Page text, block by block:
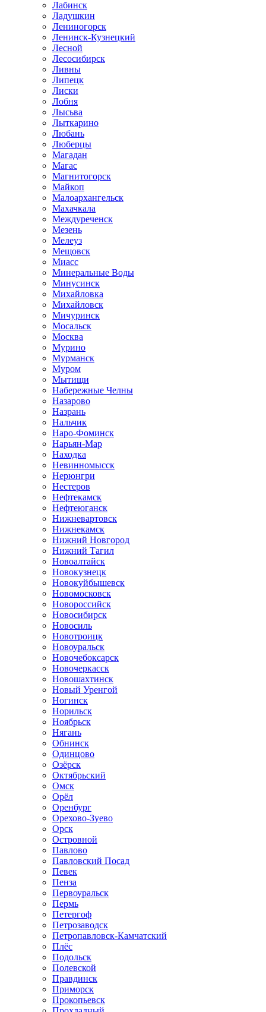
Лабинск
Ладушкин
Лениногорск
Ленинск-Кузнецкий
Лесной
Лесосибирск
Ливны
Липецк
Лиски
Лобня
Лысьва
Лыткарино
Любань
Люберцы
Магадан
Магас
Магнитогорск
Майкоп
Малоархангельск
Махачкала
Междуреченск
Мезень
Мелеуз
Мещовск
Миасс
Минеральные Воды
Минусинск
Михайловка
Михайловск
Мичуринск
Мосальск
Москва
Мурино
Мурманск
Муром
Мытищи
Набережные Челны
Назарово
Назрань
Нальчик
Наро-Фоминск
Нарьян-Мар
Находка
Невинномысск
Нерюнгри
Нестеров
Нефтекамск
Нефтеюганск
Нижневартовск
Нижнекамск
Нижний Новгород
Нижний Тагил
Новоалтайск
Новокузнецк
Новокуйбышевск
Новомосковск
Новороссийск
Новосибирск
Новосиль
Новотроицк
Новоуральск
Новочебоксарск
Новочеркасск
Новошахтинск
Новый Уренгой
Ногинск
Норильск
Ноябрьск
Нягань
Обнинск
Одинцово
Озёрск
Октябрьский
Омск
Орёл
Оренбург
Орехово-Зуево
Орск
Островной
Павлово
Павловский Посад
Певек
Пенза
Первоуральск
Пермь
Петергоф
Петрозаводск
Петропавловск-Камчатский
Плёс
Подольск
Полевской
Правдинск
Приморск
Прокопьевск